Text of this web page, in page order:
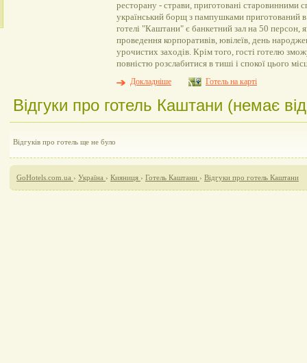
ресторану - страви, приготовані старовинними
український борщ з пампушками приготований
готелі "Каштани" є банкетний зал на 50 персон,
проведення корпоративів, ювілеїв, день
урочистих заходів. Крім того, гості готелю
повністю розслабитися в тиші і спокої цього
Докладніше
Готель на карті
Відгуки про готель Каштани (немає
Відгуків про готель ще не було
GoHotels.com.ua › Україна › Кияниця › Готель Каштани › Відгуки про готель Каштани